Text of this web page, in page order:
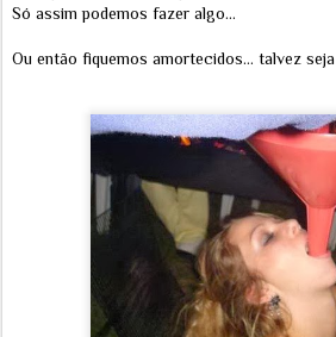
Só assim podemos fazer algo...
Ou então fiquemos amortecidos... talvez seja